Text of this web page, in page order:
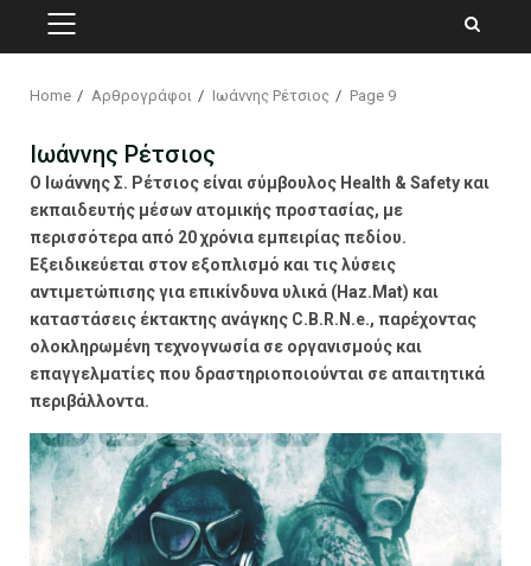
PRIMARY
Home Αρθρογράφοι Ιωάννης Ρέτσιος Page 9
Ιωάννης Ρέτσιος
Ο Ιωάννης Σ. Ρέτσιος είναι σύμβουλος Health & Safety και
εκπαιδευτής μέσων ατομικής προστασίας, με
περισσότερα από 20 χρόνια εμπειρίας πεδίου.
Εξειδικεύεται στον εξοπλισμό και τις λύσεις
αντιμετώπισης για επικίνδυνα υλικά (Haz.Mat) και
καταστάσεις έκτακτης ανάγκης C.B.R.N.e., παρέχοντας
ολοκληρωμένη τεχνογνωσία σε οργανισμούς και
επαγγελματίες που δραστηριοποιούνται σε απαιτητικά
περιβάλλοντα.